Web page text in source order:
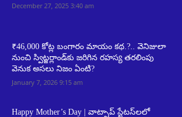
December 27, 2025 3:40 am
₹46,000 కోట్ల బంగారం మాయం కథ.?.. వెనిజులా
నుంచి స్విట్జర్లాండ్‌కు జరిగిన రహస్య తరలింపు
వెనుక అసలు నిజం ఏంటి?
January 7, 2026 9:15 am
Happy Mother’s Day | వాట్సాప్ స్టేటస్‌లలో